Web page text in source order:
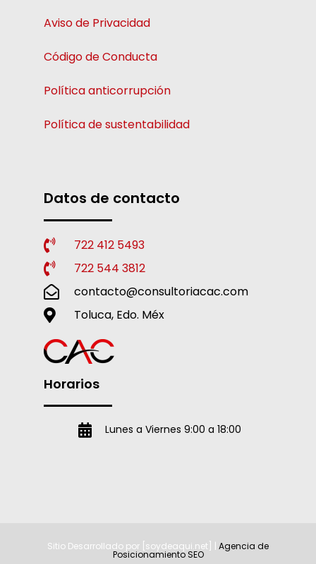
Aviso de Privacidad
Código de Conducta
Política anticorrupción
Política de sustentabilidad
Datos de contacto
722 412 5493
722 544 3812
contacto@consultoriacac.com
Toluca, Edo. Méx
Horarios
Lunes a Viernes 9:00 a 18:00
Sitio Desarrollado por [soydeaqui.net] | Agencia de
Posicionamiento SEO